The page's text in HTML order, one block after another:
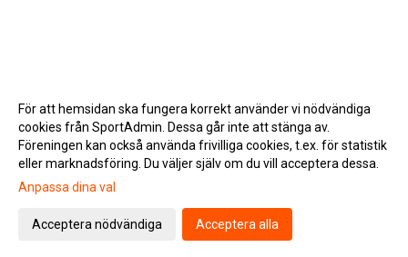
Gå till Webbversion
För att hemsidan ska fungera korrekt använder vi nödvändiga
cookies från SportAdmin. Dessa går inte att stänga av.
Föreningen kan också använda frivilliga cookies, t.ex. för statistik
eller marknadsföring. Du väljer själv om du vill acceptera dessa.
Anpassa dina val
Acceptera nödvändiga Acceptera alla